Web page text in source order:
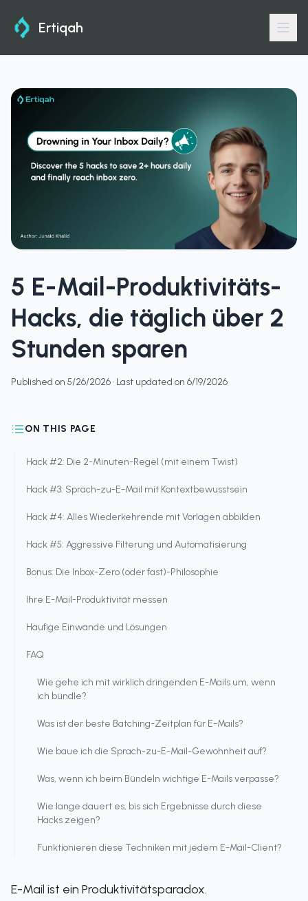
Ertiqah
5 E-Mail-Produktivitäts-
Hacks, die täglich über 2
Stunden sparen
Published on 5/26/2026· Last updated on 6/19/2026
ON THIS PAGE
Hack #2: Die 2-Minuten-Regel (mit einem Twist)
Hack #3: Sprach-zu-E-Mail mit Kontextbewusstsein
Hack #4: Alles Wiederkehrende mit Vorlagen abbilden
Hack #5: Aggressive Filterung und Automatisierung
Bonus: Die Inbox-Zero (oder fast)-Philosophie
Ihre E-Mail-Produktivität messen
Häufige Einwände und Lösungen
FAQ
Wie gehe ich mit wirklich dringenden E-Mails um, wenn
ich bündle?
Was ist der beste Batching-Zeitplan für E-Mails?
Wie baue ich die Sprach-zu-E-Mail-Gewohnheit auf?
Was, wenn ich beim Bündeln wichtige E-Mails verpasse?
Wie lange dauert es, bis sich Ergebnisse durch diese
Hacks zeigen?
Funktionieren diese Techniken mit jedem E-Mail-Client?
E-Mail ist ein Produktivitätsparadox.